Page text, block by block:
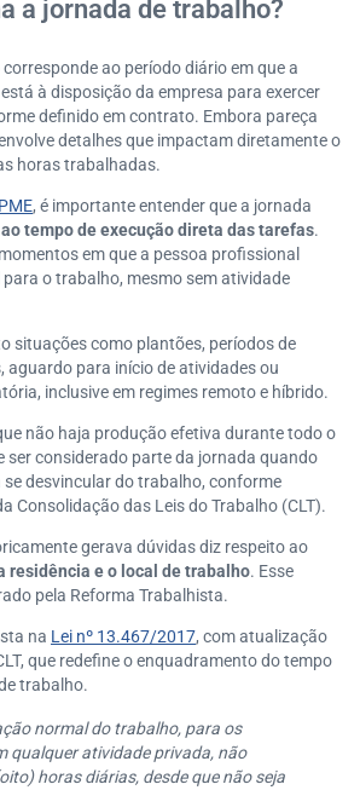
horas trabalhadas na prática
trabalhada com adicionais legais
diária, adicionais e horas extras
insalubridade e periculosidade
trabalhadas na empresa
no cálculo das horas
adicional noturno podem ser acumula
a realização de horas extras diária
no cálculo da jornada de trabal
a realização de horas extras por di
descanso entram no cálculo da jorn
da jornada como base para decisões
a jornada de trabalho?
ao período diário em que a
à disposição da empresa para exercer
definido em contrato. Embora pareça
detalhes que impactam diretamente o
horas trabalhadas.
PME, é importante entender que a jornada
tempo de execução direta das tarefas.
em que a pessoa profissional
o trabalho, mesmo sem atividade
situações como plantões, períodos de
aguardo para início de atividades ou
inclusive em regimes remoto e híbrido.
não haja produção efetiva durante todo o
ser considerado parte da jornada quando
se desvincular do trabalho, conforme
Consolidação das Leis do Trabalho (CLT).
gerava dúvidas diz respeito ao
residência e o local de trabalho. Esse
pela Reforma Trabalhista.
na Lei nº 13.467/2017, com atualização
que redefine o enquadramento do tempo
trabalho.
normal do trabalho, para os
qualquer atividade privada, não
horas diárias, desde que não seja